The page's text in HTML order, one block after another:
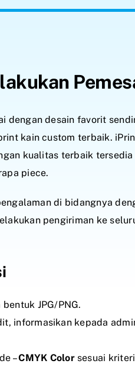
dengan desain favorit
kain custom terbaik.
kualitas terbaik
piece.
di bidangnya
pengiriman ke
JPG/PNG.
informasikan kepada
–CMYK Colorsesuai